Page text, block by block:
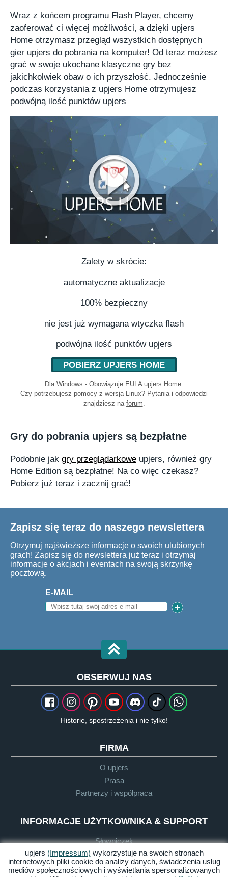
Wraz z końcem programu Flash Player, chcemy
zaoferować ci więcej możliwości, a dzięki upjers
Home otrzymasz przegląd wszystkich dostępnych
gier upjers do pobrania na komputer! Od teraz możesz
grać w swoje ukochane klasyczne gry bez
jakichkolwiek obaw o ich przyszłość. Jednocześnie
podczas korzystania z upjers Home otrzymujesz
podwójną ilość punktów upjers
Zalety w skrócie:
automatyczne aktualizacje
100% bezpieczny
nie jest już wymagana wtyczka flash
podwójna ilość punktów upjers
POBIERZ UPJERS HOME
Dla Windows - Obowiązuje EULAupjers Home.
Czy potrzebujesz pomocy z wersją Linux? Pytania i odpowiedzi
znajdziesz na forum.
Gry do pobrania upjers są bezpłatne
Podobnie jak gry przeglądarkowe upjers, również gry
Home Edition są bezpłatne! Na co więc czekasz?
Pobierz już teraz i zacznij grać!
Zapisz się teraz do naszego newslettera
Otrzymuj najświeższe informacje o swoich ulubionych
grach! Zapisz się do newslettera już teraz i otrzymaj
informacje o akcjach i eventach na swoją skrzynkę
pocztową.
E-MAIL
OBSERWUJ NAS
Historie, spostrzeżenia i nie tylko!
FIRMA
O upjers
Prasa
Partnerzy i współpraca
INFORMACJE UŻYTKOWNIKA & SUPPORT
Słowniczek
Wytyczne dla Let's Plays
Support
upjers (Impressum) wykorzystuje na swoich stronach
internetowych pliki cookie do analizy danych, świadczenia usług
mediów społecznościowych i wyświetlania spersonalizowanych